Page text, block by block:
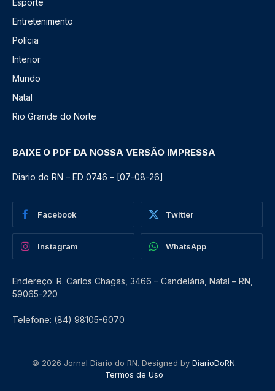
Entretenimento
Polícia
Interior
Mundo
Natal
Rio Grande do Norte
BAIXE O PDF DA NOSSA VERSÃO IMPRESSA
Diario do RN – ED 0746 – [07-08-26]
Facebook Twitter
Instagram WhatsApp
Endereço: R. Carlos Chagas, 3466 – Candelária, Natal – RN,
59065-220
Telefone: (84) 98105-6070
© 2026 Jornal Diario do RN. Designed by DiarioDoRN.
Termos de Uso